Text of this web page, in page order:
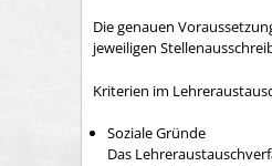
Die genauen
jeweiligen
Kriterien im
Soziale Gründe
Das